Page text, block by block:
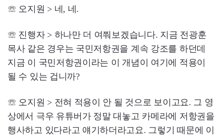
☏ 오지원 > 네, 네.
☏ 진행자 > 하나만 더 여쭤보겠습니다. 지금 전광훈
목사 같은 경우는 국민저항권을 계속 강조를 하던데
지금 이 국민저항권이라는 이 개념이 여기에 적용이
될 수 있는 겁니까?
☏ 오지원 > 전혀 적용이 안 될 것으로 보이고요. 그 영
상에서 극우 유튜버가 정말 대놓고 카메라에 저항권을
행사하고 있다라고 얘기하더라고요. 그렇기 때문에 이